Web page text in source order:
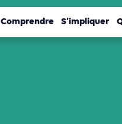
Comprendre S’impliquer